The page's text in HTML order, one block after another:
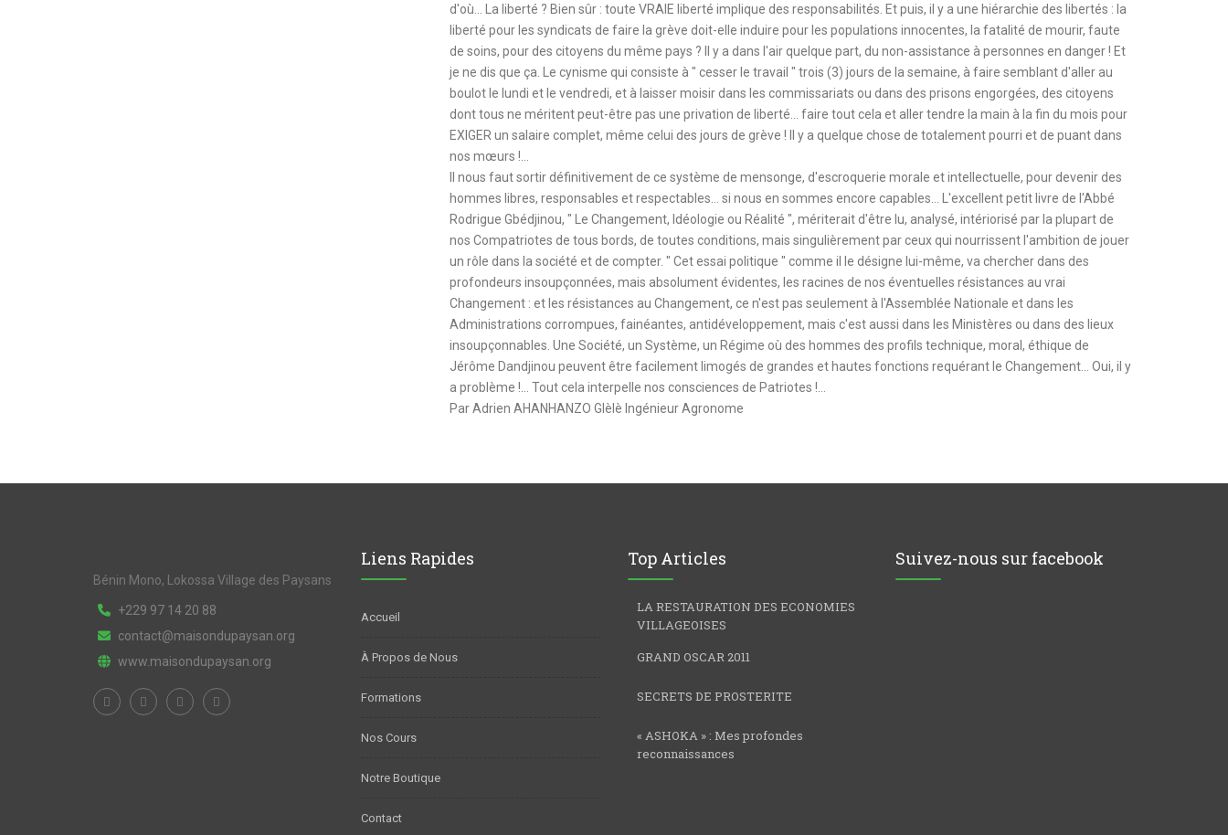
d'où… La liberté ? Bien sûr : toute VRAIE liberté implique des responsabilités. Et puis, il y a une hiérarchie des libertés : la
liberté pour les syndicats de faire la grève doit-elle induire pour les populations innocentes, la fatalité de mourir, faute
de soins, pour des citoyens du même pays ? Il y a dans l'air quelque part, du non-assistance à personnes en danger ! Et
je ne dis que ça. Le cynisme qui consiste à " cesser le travail " trois (3) jours de la semaine, à faire semblant d'aller au
boulot le lundi et le vendredi, et à laisser moisir dans les commissariats ou dans des prisons engorgées, des citoyens
dont tous ne méritent peut-être pas une privation de liberté… faire tout cela et aller tendre la main à la fin du mois pour
EXIGER un salaire complet, même celui des jours de grève ! Il y a quelque chose de totalement pourri et de puant dans
nos mœurs !...
Il nous faut sortir définitivement de ce système de mensonge, d'escroquerie morale et intellectuelle, pour devenir des
hommes libres, responsables et respectables… si nous en sommes encore capables… L'excellent petit livre de l'Abbé
Rodrigue Gbédjinou, " Le Changement, Idéologie ou Réalité ", mériterait d'être lu, analysé, intériorisé par la plupart de
nos Compatriotes de tous bords, de toutes conditions, mais singulièrement par ceux qui nourrissent l'ambition de jouer
un rôle dans la société et de compter. " Cet essai politique " comme il le désigne lui-même, va chercher dans des
profondeurs insoupçonnées, mais absolument évidentes, les racines de nos éventuelles résistances au vrai
Changement : et les résistances au Changement, ce n'est pas seulement à l'Assemblée Nationale et dans les
Administrations corrompues, fainéantes, antidéveloppement, mais c'est aussi dans les Ministères ou dans des lieux
insoupçonnables. Une Société, un Système, un Régime où des hommes des profils technique, moral, éthique de
Jérôme Dandjinou peuvent être facilement limogés de grandes et hautes fonctions requérant le Changement… Oui, il y
a problème !... Tout cela interpelle nos consciences de Patriotes !...
Par Adrien AHANHANZO Glèlè Ingénieur Agronome
Bénin Mono, Lokossa Village des Paysans
+229 97 14 20 88
contact@maisondupaysan.org
www.maisondupaysan.org
Liens Rapides
Accueil
À Propos de Nous
Formations
Nos Cours
Notre Boutique
Contact
Top Articles
LA RESTAURATION DES ECONOMIES
VILLAGEOISES
GRAND OSCAR 2011
SECRETS DE PROSTERITE
« ASHOKA » : Mes profondes
reconnaissances
Suivez-nous sur facebook